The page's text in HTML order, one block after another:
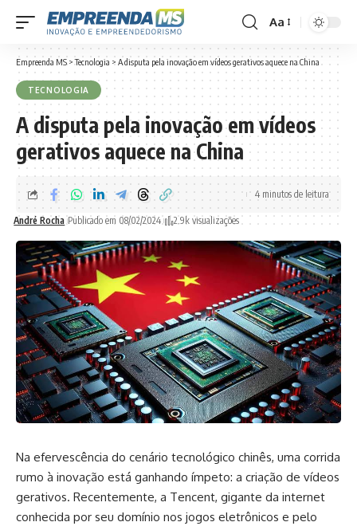
Font
Resizer
Aa
Empreenda MS>Tecnologia > A disputa pela inovação em vídeos gerativos aquece na China
TECNOLOGIA
A disputa pela inovação em vídeos
gerativos aquece na China
André Rocha Publicado em 08/02/2024 2.9k visualizações
4 minutos de leitura
Na efervescência do cenário tecnológico chinês, uma corrida
rumo à inovação está ganhando ímpeto: a criação de vídeos
gerativos. Recentemente, a Tencent, gigante da internet
conhecida por seu domínio nos jogos eletrônicos e pelo